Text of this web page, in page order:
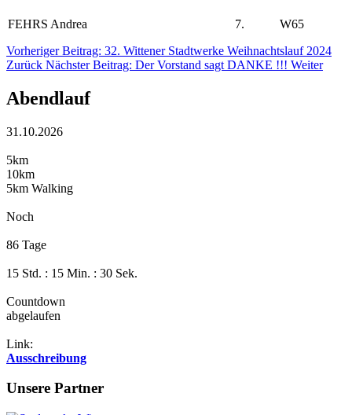
FEHRS Andrea 7.
W65
Vorheriger Beitrag: 32. Wittener Stadtwerke Weihnachtslauf 2024
Zurück Nächster Beitrag: Der Vorstand sagt DANKE !!! Weiter
Abendlauf
31.10.2026
5km
10km
5km Walking
Noch
86 Tage
15 Std. : 15 Min. : 30 Sek.
Countdown
abgelaufen
Link:
Ausschreibung
Unsere Partner